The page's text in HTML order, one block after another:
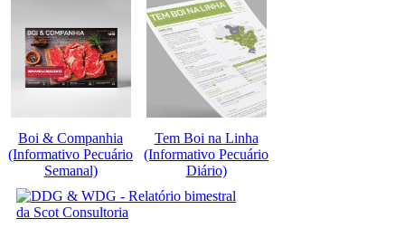
Boi & Companhia
(Informativo Pecuário
Semanal)
Tem Boi na Linha
(Informativo Pecuário
Diário)